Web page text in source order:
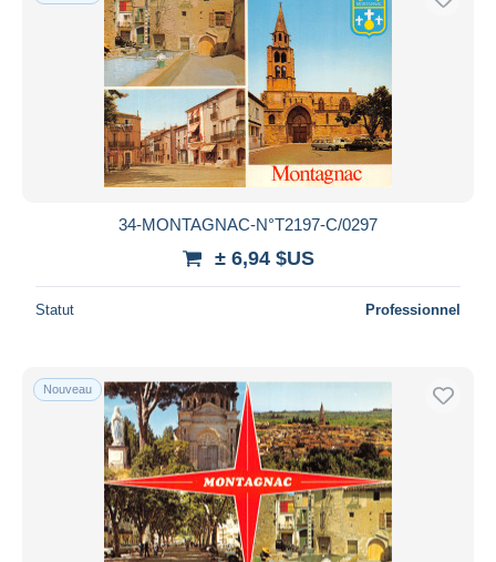
34-MONTAGNAC-N°T2197-C/0297
± 6,94 $US
Statut Professionnel
Nouveau